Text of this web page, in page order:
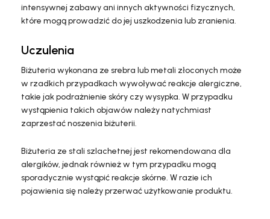
intensywnej zabawy ani innych aktywności fizycznych,
które mogą prowadzić do jej uszkodzenia lub zranienia.
Uczulenia
Biżuteria wykonana ze srebra lub metali złoconych może
w rzadkich przypadkach wywoływać reakcje alergiczne,
takie jak podrażnienie skóry czy wysypka. W przypadku
wystąpienia takich objawów należy natychmiast
zaprzestać noszenia biżuterii.
Biżuteria ze stali szlachetnej jest rekomendowana dla
alergików, jednak również w tym przypadku mogą
sporadycznie wystąpić reakcje skórne. W razie ich
pojawienia się należy przerwać użytkowanie produktu.